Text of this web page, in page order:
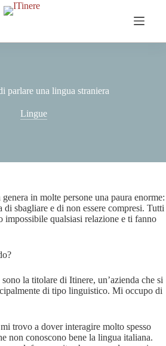
parlare una lingua straniera
Lingue
in molte persone una paura enorme:
di sbagliare e di non essere compresi. Tutti
impossibile qualsiasi relazione e ti fanno
la titolare di Itinere, un’azienda che si
di tipo linguistico. Mi occupo di
trovo a dover interagire molto spesso
non conoscono bene la lingua italiana.